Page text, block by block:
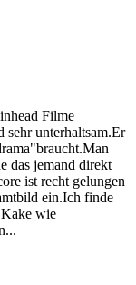
Filme
sehr unterhaltsam.Er
das jemand direkt
ist recht gelungen
ein.Ich finde
Kake wie